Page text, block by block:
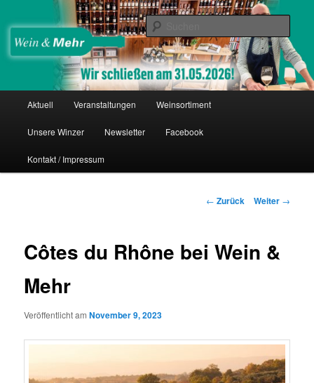
Inhalt
wechseln
Wein & Mehr
Thomas Nies
Aktuell Veranstaltungen Weinsortiment
Unsere Winzer Newsletter Facebook
Kontakt / Impressum
Beitrags-
← Zurück Weiter →
Côtes du Rhône bei Wein &
Mehr
Veröffentlicht amNovember 9, 2023